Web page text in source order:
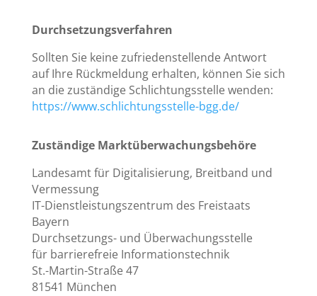
Durchsetzungsverfahren
Sollten Sie keine zufriedenstellende Antwort
auf Ihre Rückmeldung erhalten, können Sie sich
an die zuständige Schlichtungsstelle wenden:
https://www.schlichtungsstelle-bgg.de/
Zuständige Marktüberwachungsbehöre
Landesamt für Digitalisierung, Breitband und
Vermessung
IT-Dienstleistungszentrum des Freistaats
Bayern
Durchsetzungs- und Überwachungsstelle
für barrierefreie Informationstechnik
St.-Martin-Straße 47
81541 München